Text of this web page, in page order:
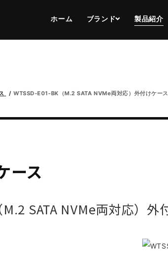
ホーム ブランド 製品紹介
WTSSD-E01-BK（M.2 SATA NVMe両対応）外付けケース
ース
SATA NVMe両対応）外